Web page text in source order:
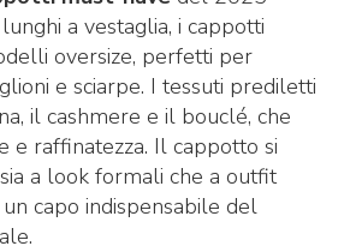
a vestaglia, i cappotti
oversize, perfetti per
e sciarpe. I tessuti prediletti
il cashmere e il bouclé, che
e raffinatezza. Il cappotto si
a look formali che a outfit
capo indispensabile del